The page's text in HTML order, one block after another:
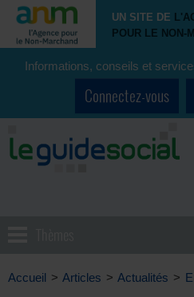
UN SITE DE
POUR LE NON-
Informations, conseils et
Connectez-vous
Accueil > Articles > Actualités >